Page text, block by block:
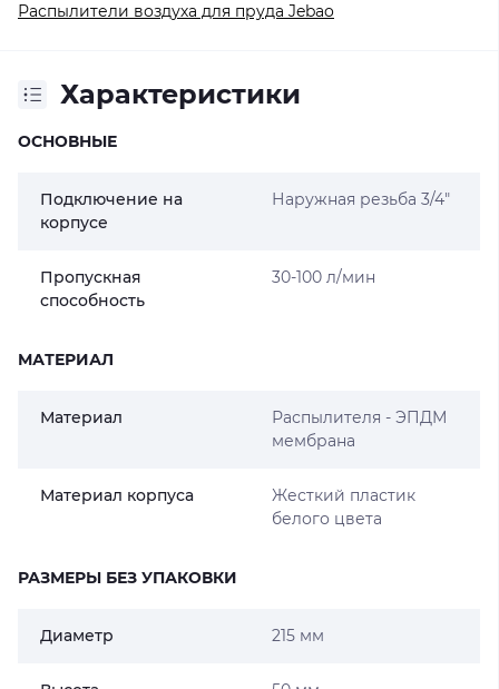
Распылители воздуха для пруда Jebao
Характеристики
ОСНОВНЫЕ
Подключение на
корпусе
Наружная резьба 3/4"
Пропускная
способность
30-100 л/мин
МАТЕРИАЛ
Материал
Распылителя - ЭПДМ
мембрана
Материал корпуса
Жесткий пластик
белого цвета
РАЗМЕРЫ БЕЗ УПАКОВКИ
Диаметр 215 мм